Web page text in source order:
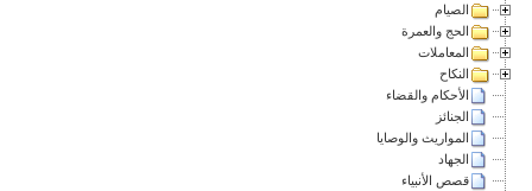
الصيام
الحج والعمرة
المعاملات
النكاح
الأحكام والقضاء
الجنائز
المواريث والوصايا
الجهاد
قصص الأنبياء